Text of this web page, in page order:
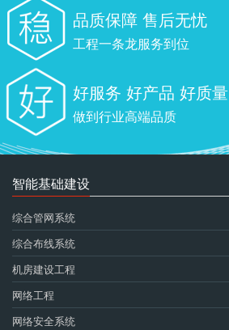
品质保障 售后无忧
工程一条龙服务到位
好服务 好产品 好质量
做到行业高端品质
智能基础建设
综合管网系统
综合布线系统
机房建设工程
网络工程
网络安全系统